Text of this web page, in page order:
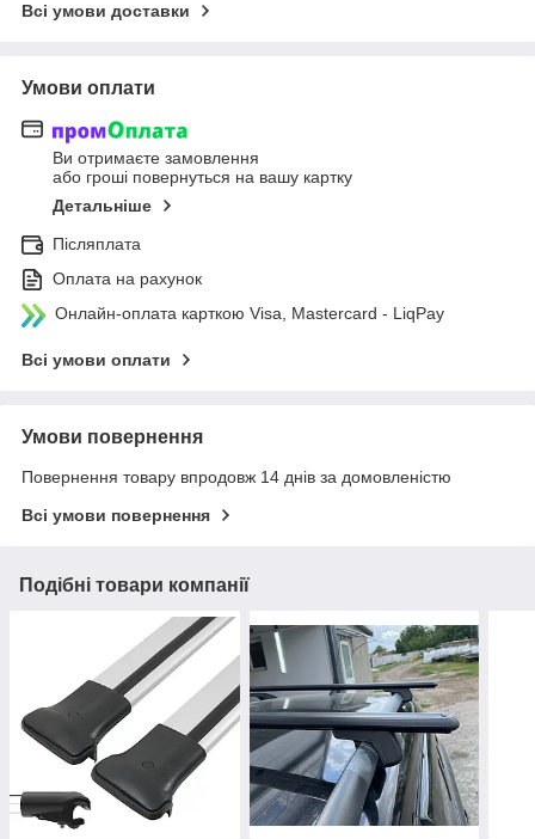
Всі умови доставки
Умови оплати
Ви отримаєте замовлення
або гроші повернуться на вашу картку
Детальніше
Післяплата
Оплата на рахунок
Онлайн-оплата карткою Visa, Mastercard - LiqPay
Всі умови оплати
Умови повернення
Повернення товару впродовж 14 днів за домовленістю
Всі умови повернення
Подібні товари компанії